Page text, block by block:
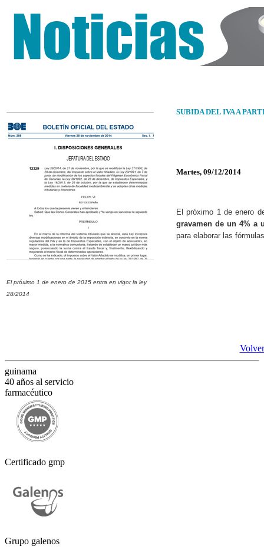
El próximo 1 de enero de 2015 entra en vigor la ley
28/2014
SUBIDA DEL IVA A
Martes, 09/12/2014
El próximo 1 de enero
gravamen de un 4% a
para elaborar las fórmulas
guinama
40 años al servicio
farmacéutico
Certificado gmp
Grupo galenos